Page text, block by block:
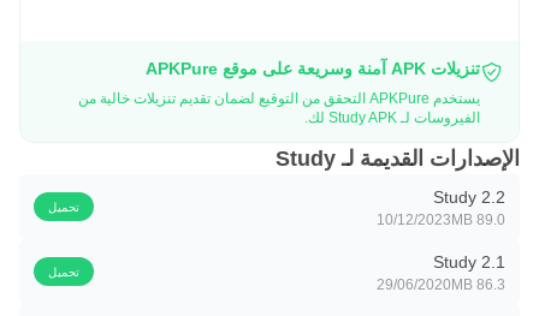
تنزيلات APK آمنة وسريعة على موقع APKPure
يستخدم APKPure التحقق من التوقيع لضمان تقديم تنزيلات خالية من
الفيروسات لـ Study APK لك.
الإصدارات القديمة لـ Study
Study 2.2
89.0 MB
10/12/2023
تحميل
Study 2.1
86.3 MB
29/06/2020
تحميل